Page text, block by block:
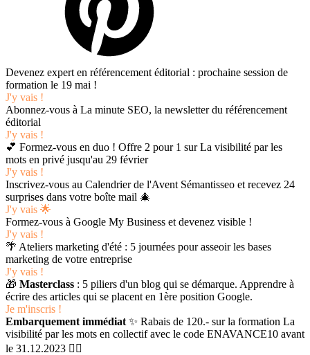
Devenez expert en référencement éditorial : prochaine session de
formation le 19 mai !
J'y vais !
Abonnez-vous à La minute SEO, la newsletter du référencement
éditorial
J'y vais !
💕 Formez-vous en duo ! Offre 2 pour 1 sur La visibilité par les
mots en privé jusqu'au 29 février
J'y vais !
Inscrivez-vous au Calendrier de l'Avent Sémantisseo et recevez 24
surprises dans votre boîte mail 🎄
J'y vais 🌟
Formez-vous à Google My Business et devenez visible !
J'y vais !
🌴 Ateliers marketing d'été : 5 journées pour asseoir les bases
marketing de votre entreprise
J'y vais !
🎁 Masterclass : 5 piliers d'un blog qui se démarque. Apprendre à
écrire des articles qui se placent en 1ère position Google.
Je m'inscris !
Embarquement immédiat ✨ Rabais de 120.- sur la formation La
visibilité par les mots en collectif avec le code ENAVANCE10 avant
le 31.12.2023 👉🏻